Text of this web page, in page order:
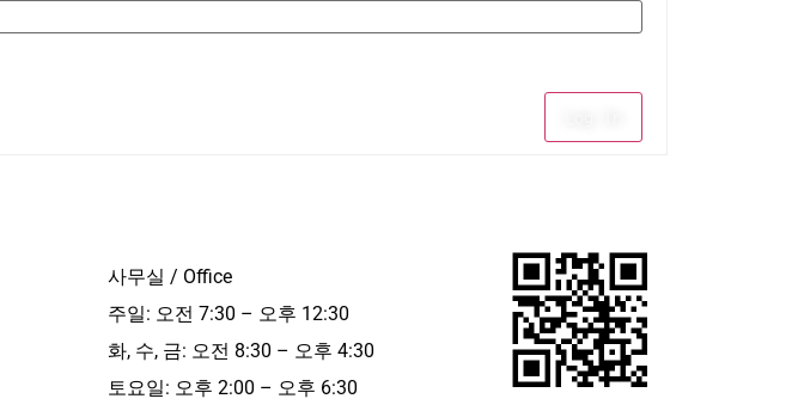
사무실 / Office
주일: 오전 7:30 – 오후 12:30
화, 수, 금: 오전 8:30 – 오후 4:30
토요일: 오후 2:00 – 오후 6:30